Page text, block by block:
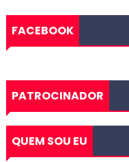
FACEBOOK
PATROCINADOR
QUEM SOU EU